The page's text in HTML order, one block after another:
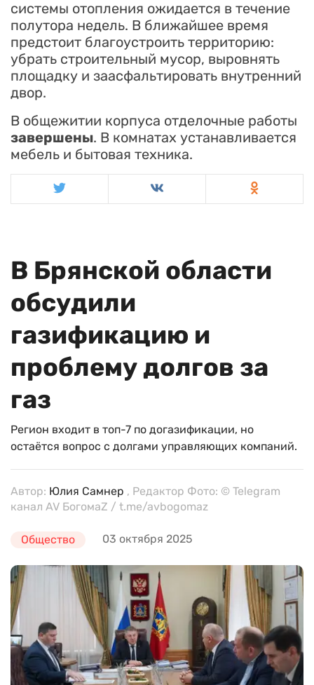
системы отопления ожидается в течение
полутора недель. В ближайшее время
предстоит благоустроить территорию:
убрать строительный мусор, выровнять
площадку и заасфальтировать внутренний
двор.
В общежитии корпуса отделочные работы
завершены. В комнатах устанавливается
мебель и бытовая техника.
В Брянской области
обсудили
газификацию и
проблему долгов за
газ
Регион входит в топ-7 по догазификации, но
остаётся вопрос с долгами управляющих компаний.
Автор: Юлия Самнер , Редактор Фото: © Telegram
канал AV БогомаZ / t.me/avbogomaz
Общество 03 октября 2025